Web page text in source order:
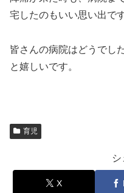
宅したのもいい思い出です
皆さんの病院はどうでし
と嬉しいです。
育児
シ
X